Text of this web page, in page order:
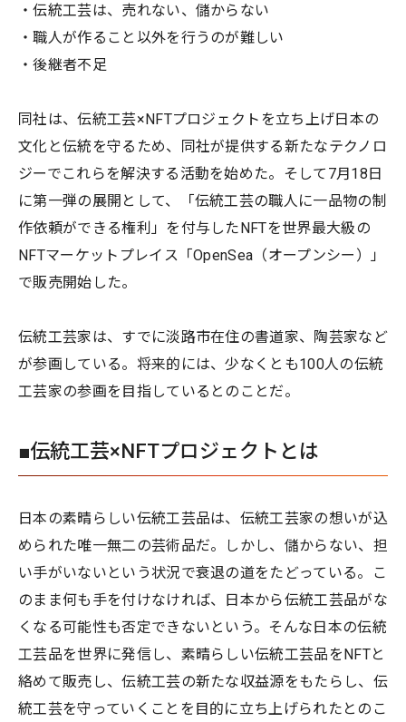
・伝統工芸は、売れない、儲からない
・職人が作ること以外を行うのが難しい
・後継者不足
同社は、伝統工芸×NFTプロジェクトを立ち上げ日本の
文化と伝統を守るため、同社が提供する新たなテクノロ
ジーでこれらを解決する活動を始めた。そして7月18日
に第一弾の展開として、「伝統工芸の職人に一品物の制
作依頼ができる権利」を付与したNFTを世界最大級の
NFTマーケットプレイス「OpenSea（オープンシー）」
で販売開始した。
伝統工芸家は、すでに淡路市在住の書道家、陶芸家など
が参画している。将来的には、少なくとも100人の伝統
工芸家の参画を目指しているとのことだ。
■伝統工芸×NFTプロジェクトとは
日本の素晴らしい伝統工芸品は、伝統工芸家の想いが込
められた唯一無二の芸術品だ。しかし、儲からない、担
い手がいないという状況で衰退の道をたどっている。こ
のまま何も手を付けなければ、日本から伝統工芸品がな
くなる可能性も否定できないという。そんな日本の伝統
工芸品を世界に発信し、素晴らしい伝統工芸品をNFTと
絡めて販売し、伝統工芸の新たな収益源をもたらし、伝
統工芸を守っていくことを目的に立ち上げられたとのこ